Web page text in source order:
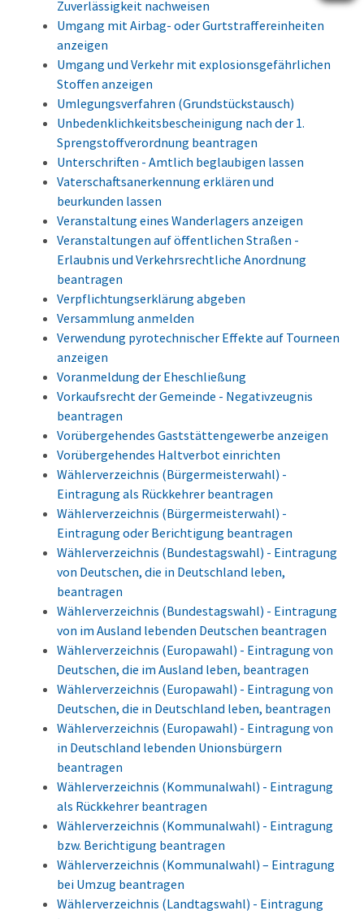
Zuverlässigkeit nachweisen
Umgang mit Airbag- oder Gurtstraffereinheiten
anzeigen
Umgang und Verkehr mit explosionsgefährlichen
Stoffen anzeigen
Umlegungsverfahren (Grundstückstausch)
Unbedenklichkeitsbescheinigung nach der 1.
Sprengstoffverordnung beantragen
Unterschriften - Amtlich beglaubigen lassen
Vaterschaftsanerkennung erklären und
beurkunden lassen
Veranstaltung eines Wanderlagers anzeigen
Veranstaltungen auf öffentlichen Straßen -
Erlaubnis und Verkehrsrechtliche Anordnung
beantragen
Verpflichtungserklärung abgeben
Versammlung anmelden
Verwendung pyrotechnischer Effekte auf Tourneen
anzeigen
Voranmeldung der Eheschließung
Vorkaufsrecht der Gemeinde - Negativzeugnis
beantragen
Vorübergehendes Gaststättengewerbe anzeigen
Vorübergehendes Haltverbot einrichten
Wählerverzeichnis (Bürgermeisterwahl) -
Eintragung als Rückkehrer beantragen
Wählerverzeichnis (Bürgermeisterwahl) -
Eintragung oder Berichtigung beantragen
Wählerverzeichnis (Bundestagswahl) - Eintragung
von Deutschen, die in Deutschland leben,
beantragen
Wählerverzeichnis (Bundestagswahl) - Eintragung
von im Ausland lebenden Deutschen beantragen
Wählerverzeichnis (Europawahl) - Eintragung von
Deutschen, die im Ausland leben, beantragen
Wählerverzeichnis (Europawahl) - Eintragung von
Deutschen, die in Deutschland leben, beantragen
Wählerverzeichnis (Europawahl) - Eintragung von
in Deutschland lebenden Unionsbürgern
beantragen
Wählerverzeichnis (Kommunalwahl) - Eintragung
als Rückkehrer beantragen
Wählerverzeichnis (Kommunalwahl) - Eintragung
bzw. Berichtigung beantragen
Wählerverzeichnis (Kommunalwahl) – Eintragung
bei Umzug beantragen
Wählerverzeichnis (Landtagswahl) - Eintragung